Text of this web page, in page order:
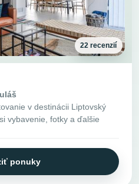
22 recenzií
v destinácii Liptovský
vybavenie, fotky a ďalšie
ponuky